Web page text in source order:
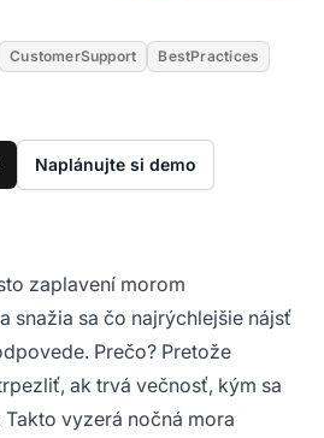
CustomerSupport BestPractices
Naplánujte si demo
zaplavení morom
snažia sa čo najrýchlejšie nájsť
Prečo? Pretože
ak trvá večnosť, kým sa
vyzerá nočná mora